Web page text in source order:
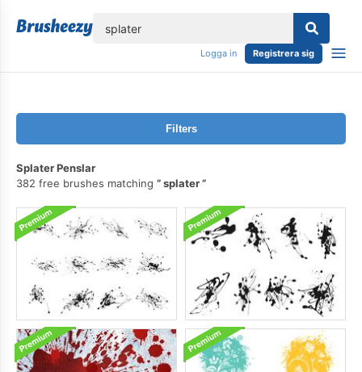
Logga in Registrera sig
Filters
Splater Penslar
382 free brushes matching
splater